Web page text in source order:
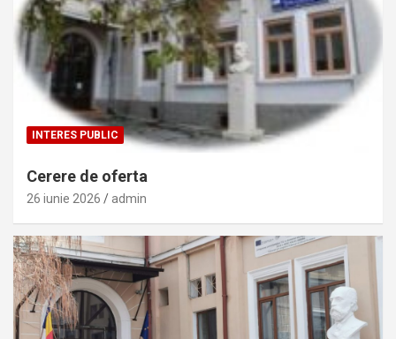
INTERES PUBLIC
Cerere de oferta
26 iunie 2026 admin